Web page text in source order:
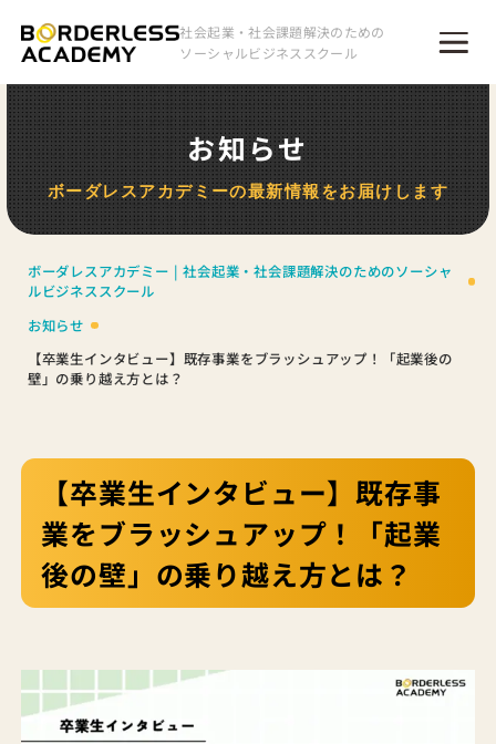
社会起業・社会課題解決のための
ソーシャルビジネススクール
お知らせ
ボーダレスアカデミーの最新情報をお届けします
ボーダレスアカデミー | 社会起業・社会課題解決のためのソーシャ
ルビジネススクール
お知らせ
【卒業生インタビュー】既存事業をブラッシュアップ！「起業後の
壁」の乗り越え方とは？
【卒業生インタビュー】既存事
業をブラッシュアップ！「起業
後の壁」の乗り越え方とは？